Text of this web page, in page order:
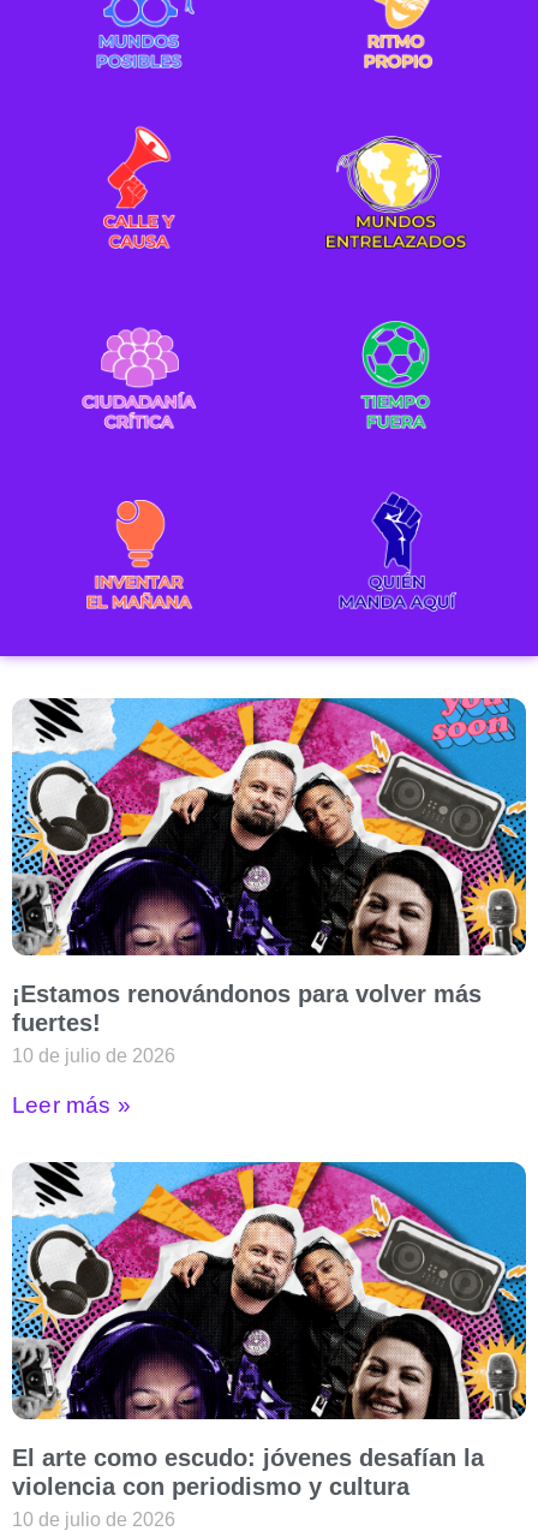
¡Estamos renovándonos para volver más
fuertes!
10 de julio de 2026
Leer más »
El arte como escudo: jóvenes desafían la
violencia con periodismo y cultura
10 de julio de 2026